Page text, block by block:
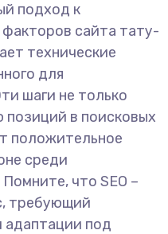
подход к
сайта тату-
технические
для
шаги не только
в поисковых
положительное
среди
что SEO –
требующий
адаптации под